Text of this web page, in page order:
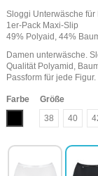
Sloggi Unterwäsche für
1er-Pack Maxi-Slip
49% Polyaid, 44%
Damen unterwäsche.
Qualität Polyamid,
Passform für jede Figur.
Farbe
Schwarz
Größe
38
40